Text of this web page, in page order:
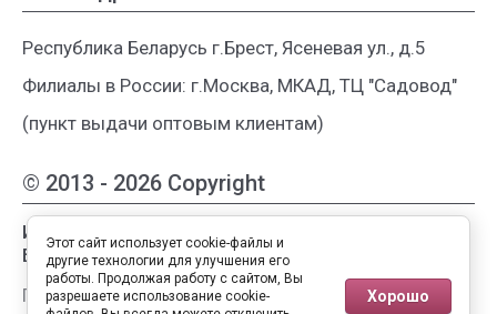
© 2013 - 2026 Copyright
Интернет-магазин женской одежды из
Белоруссии
Публичная оферта
Республика Беларусь г.Брест, Ясеневая ул., д.5
Филиалы в России: г.Москва, МКАД, ТЦ "Садовод"
(пункт выдачи оптовым клиентам)
Этот сайт использует cookie-файлы и
другие технологии для улучшения его
работы. Продолжая работу с сайтом, Вы
разрешаете использование cookie-
Хорошо